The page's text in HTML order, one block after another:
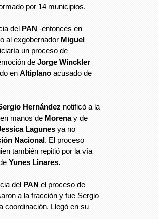
por 14 municipios.
del PAN -entonces en
al exgobernador Miguel
un proceso de
de Jorge Winckler
en Altiplano acusado de
Hernández notificó a la
manos de Morenay de
Lagunes ya no
Nacional. El proceso
también repitió por la vía
Yunes Linares.
del PAN el proceso de
a la fracción y fue Sergio
coordinación. Llegó en su